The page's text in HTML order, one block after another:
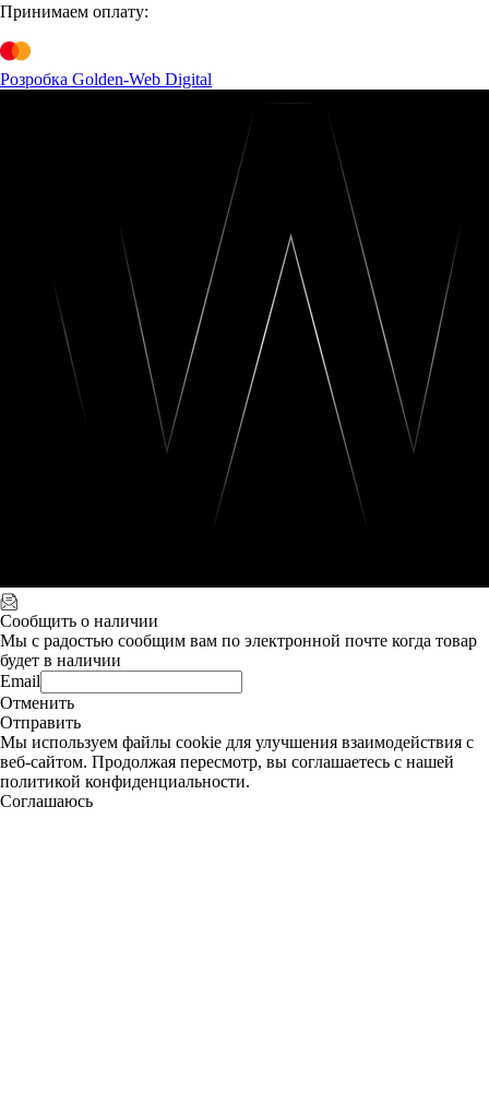
Принимаем оплату:
Розробка Golden-Web Digital
Сообщить о наличии
Мы с радостью сообщим вам по электронной почте когда товар
будет в наличии
Email
Отменить
Отправить
Мы используем файлы cookie для улучшения взаимодействия с
веб-сайтом. Продолжая пересмотр, вы соглашаетесь с нашей
политикой конфиденциальности.
Соглашаюсь